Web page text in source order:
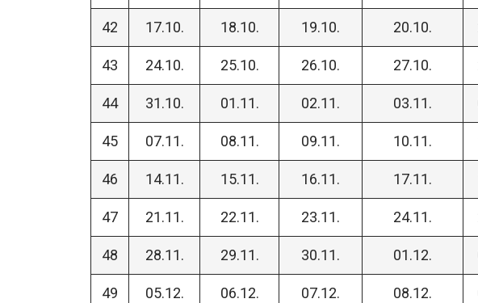
42 17.10. 18.10. 19.10. 20.10.
43 24.10. 25.10. 26.10. 27.10.
44 31.10. 01.11. 02.11. 03.11.
45 07.11. 08.11. 09.11. 10.11.
46 14.11. 15.11. 16.11. 17.11.
47 21.11. 22.11. 23.11. 24.11.
48 28.11. 29.11. 30.11. 01.12.
49 05.12. 06.12. 07.12. 08.12.